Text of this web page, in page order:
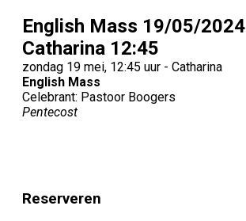
English Mass 19/05/2024
Catharina 12:45
zondag 19 mei, 12:45 uur - Catharina
English Mass
Celebrant: Pastoor Boogers
Pentecost
Reserveren